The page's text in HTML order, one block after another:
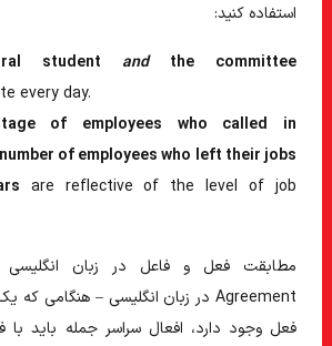
استفاده کنید:
student and
the committee
every day.
of employees who called in
number of employees who left their jobs
are reflective of the level of job
مطابقت فعل و فاعل در زبان انگلیسی
Agreement در زبان انگلیسی
– هنگامی که یک
فعل وجود دارد، افعال سراسر جمله باید با